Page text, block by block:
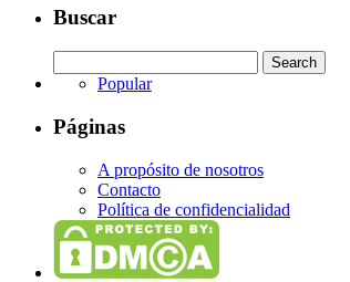
Buscar
Popular
Páginas
A propósito de nosotros
Contacto
Política de confidencialidad